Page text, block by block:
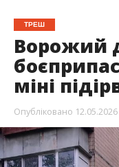
ТРЕШ
Ворожий
міні
Опубліковано 12.05.2026